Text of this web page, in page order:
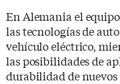
En Alemania el
las tecnologías de
vehículo eléctrico,
las posibilidades de
durabilidad de